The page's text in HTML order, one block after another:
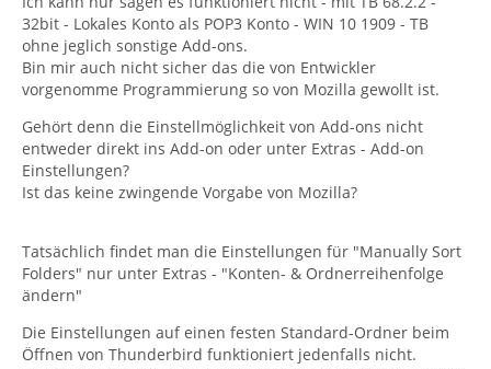
32bit - Lokales Konto als POP3 Konto - WIN 10 1909 - TB
ohne jeglich sonstige Add-ons.
Bin mir auch nicht sicher das die von Entwickler
vorgenomme Programmierung so von Mozilla gewollt ist.
Gehört denn die Einstellmöglichkeit von Add-ons nicht
entweder direkt ins Add-on oder unter Extras - Add-on
Einstellungen?
Ist das keine zwingende Vorgabe von Mozilla?
Tatsächlich findet man die Einstellungen für "Manually Sort
Folders" nur unter Extras - "Konten- & Ordnerreihenfolge
ändern"
Die Einstellungen auf einen festen Standard-Ordner beim
Öffnen von Thunderbird funktioniert jedenfalls nicht.